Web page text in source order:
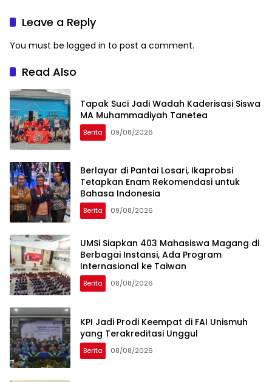
Leave a Reply
You must be logged in to post a comment.
Read Also
Tapak Suci Jadi Wadah Kaderisasi Siswa
MA Muhammadiyah Tanetea
Berita 09/08/2026
Berlayar di Pantai Losari, Ikaprobsi
Tetapkan Enam Rekomendasi untuk
Bahasa Indonesia
Berita 09/08/2026
UMSi Siapkan 403 Mahasiswa Magang di
Berbagai Instansi, Ada Program
Internasional ke Taiwan
Berita 08/08/2026
KPI Jadi Prodi Keempat di FAI Unismuh
yang Terakreditasi Unggul
Berita 08/08/2026